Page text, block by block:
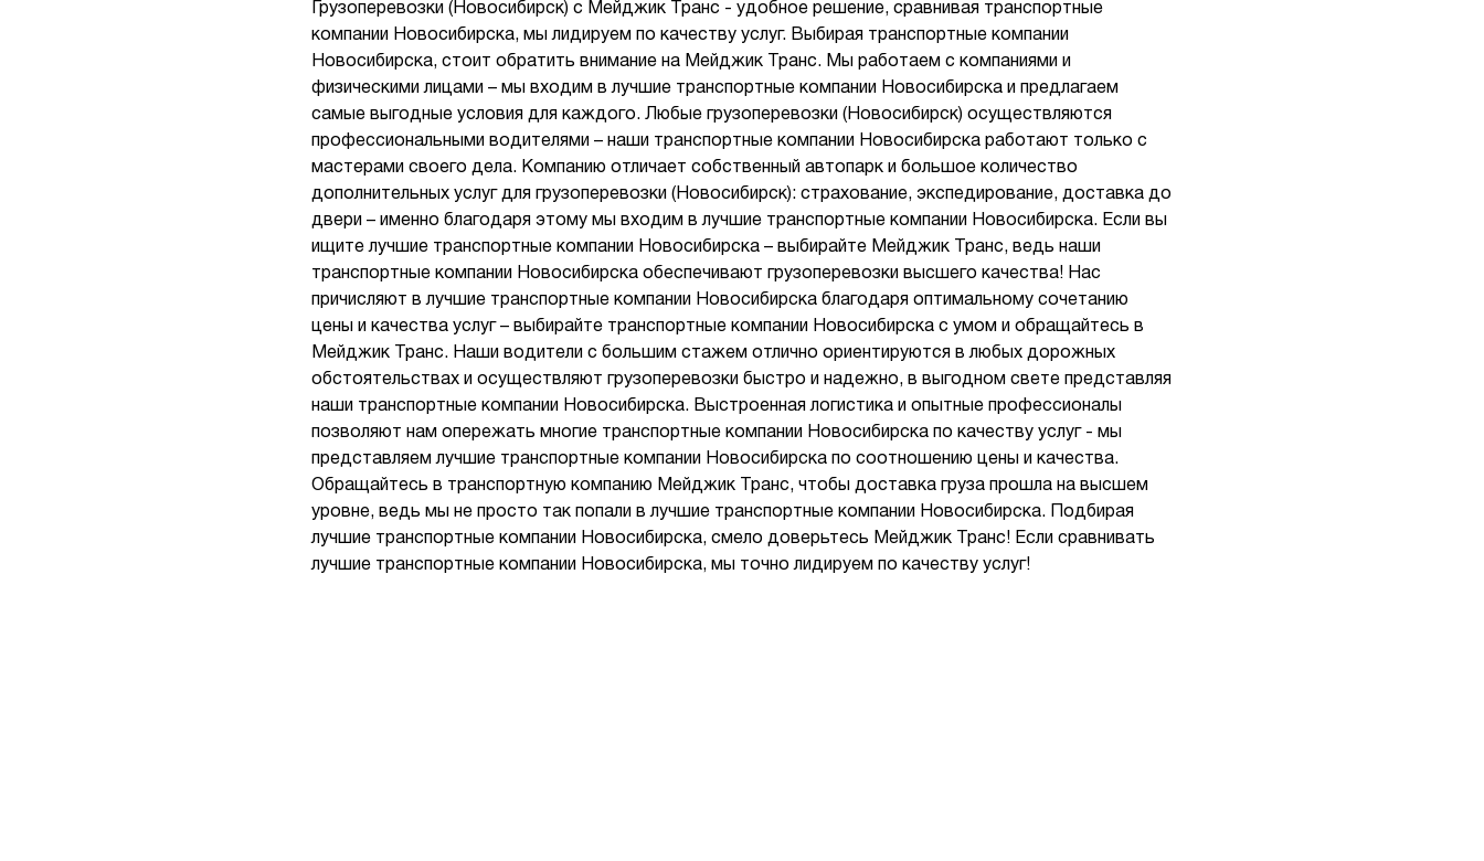
Грузоперевозки (Новосибирск) с Мейджик Транс - удобное решение, сравнивая транспортные
компании Новосибирска, мы лидируем по качеству услуг. Выбирая транспортные компании
Новосибирска, стоит обратить внимание на Мейджик Транс. Мы работаем с компаниями и
физическими лицами – мы входим в лучшие транспортные компании Новосибирска и предлагаем
самые выгодные условия для каждого. Любые грузоперевозки (Новосибирск) осуществляются
профессиональными водителями – наши транспортные компании Новосибирска работают только с
мастерами своего дела. Компанию отличает собственный автопарк и большое количество
дополнительных услуг для грузоперевозки (Новосибирск): страхование, экспедирование, доставка до
двери – именно благодаря этому мы входим в лучшие транспортные компании Новосибирска. Если вы
ищите лучшие транспортные компании Новосибирска – выбирайте Мейджик Транс, ведь наши
транспортные компании Новосибирска обеспечивают грузоперевозки высшего качества! Нас
причисляют в лучшие транспортные компании Новосибирска благодаря оптимальному сочетанию
цены и качества услуг – выбирайте транспортные компании Новосибирска с умом и обращайтесь в
Мейджик Транс. Наши водители с большим стажем отлично ориентируются в любых дорожных
обстоятельствах и осуществляют грузоперевозки быстро и надежно, в выгодном свете представляя
наши транспортные компании Новосибирска. Выстроенная логистика и опытные профессионалы
позволяют нам опережать многие транспортные компании Новосибирска по качеству услуг - мы
представляем лучшие транспортные компании Новосибирска по соотношению цены и качества.
Обращайтесь в транспортную компанию Мейджик Транс, чтобы доставка груза прошла на высшем
уровне, ведь мы не просто так попали в лучшие транспортные компании Новосибирска. Подбирая
лучшие транспортные компании Новосибирска, смело доверьтесь Мейджик Транс! Если сравнивать
лучшие транспортные компании Новосибирска, мы точно лидируем по качеству услуг!